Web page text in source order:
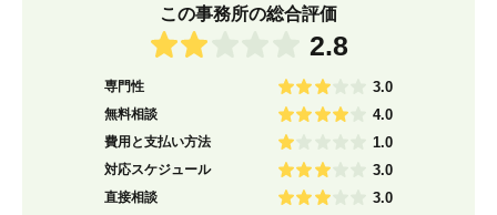
この事務所の総合評価
2.8
専門性 3.0
無料相談 4.0
費用と支払い方法 1.0
対応スケジュール 3.0
直接相談 3.0